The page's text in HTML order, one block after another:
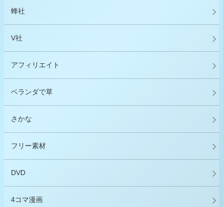
蜂社
V社
アフィリエイト
ベランダで草
さかな
フリー素材
DVD
4コマ漫画